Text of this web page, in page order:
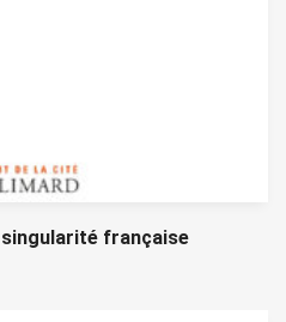
singularité française